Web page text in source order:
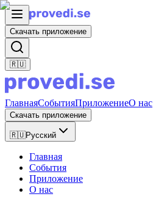
Скачать приложение
🇷🇺
ГлавнаяСобытияПриложениеО нас
Скачать приложение
🇷🇺Русский
Главная
События
Приложение
О нас